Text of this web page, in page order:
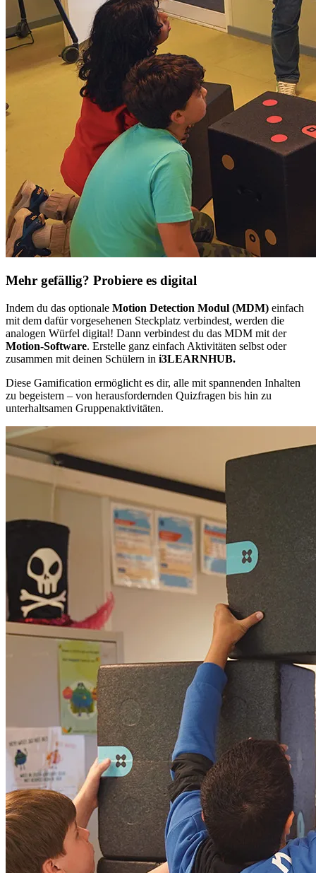
Mehr gefällig? Probiere es digital
Indem du das optionale Motion Detection Modul (MDM) einfach
mit dem dafür vorgesehenen Steckplatz verbindest, werden die
analogen Würfel digital! Dann verbindest du das MDM mit der
Motion-Software. Erstelle ganz einfach Aktivitäten selbst oder
zusammen mit deinen Schülern in i3LEARNHUB.
Diese Gamification ermöglicht es dir, alle mit spannenden Inhalten
zu begeistern – von herausfordernden Quizfragen bis hin zu
unterhaltsamen Gruppenaktivitäten.